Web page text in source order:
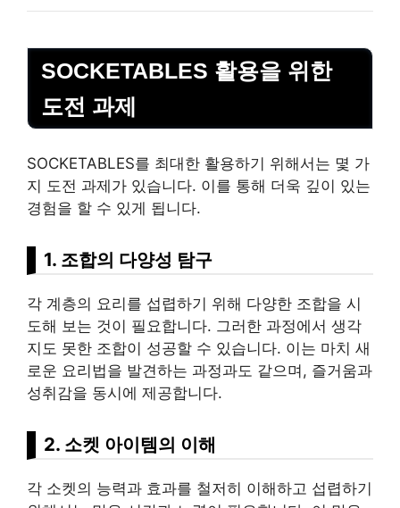
SOCKETABLES 활용을 위한
도전 과제
SOCKETABLES를 최대한 활용하기 위해서는 몇 가
지 도전 과제가 있습니다. 이를 통해 더욱 깊이 있는
경험을 할 수 있게 됩니다.
1. 조합의 다양성 탐구
각 계층의 요리를 섭렵하기 위해 다양한 조합을 시
도해 보는 것이 필요합니다. 그러한 과정에서 생각
지도 못한 조합이 성공할 수 있습니다. 이는 마치 새
로운 요리법을 발견하는 과정과도 같으며, 즐거움과
성취감을 동시에 제공합니다.
2. 소켓 아이템의 이해
각 소켓의 능력과 효과를 철저히 이해하고 섭렵하기